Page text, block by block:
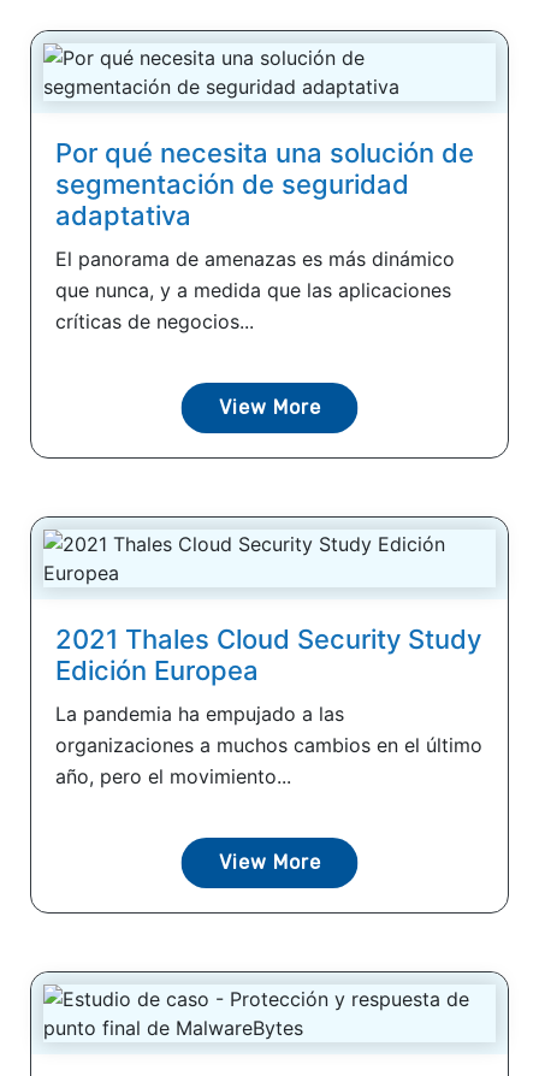
Por qué necesita una solución de
segmentación de seguridad
adaptativa
El panorama de amenazas es más dinámico
que nunca, y a medida que las aplicaciones
críticas de negocios...
View More
2021 Thales Cloud Security Study
Edición Europea
La pandemia ha empujado a las
organizaciones a muchos cambios en el último
año, pero el movimiento...
View More